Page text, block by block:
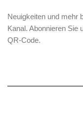
Neuigkeiten und mehr
Kanal. Abonnieren Sie
QR-Code.